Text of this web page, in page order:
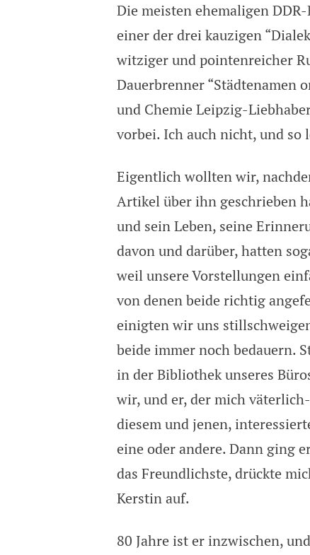
Die meisten ehemaligen
einer der drei kauzigen
witziger und pointenreicher
Dauerbrenner “Städtenamen
und Chemie Leipzig-
vorbei. Ich auch nicht, und so
Eigentlich wollten wir,
Artikel über ihn geschrieben
und sein Leben, seine
davon und darüber, hatten
weil unsere Vorstellungen
von denen beide richtig
einigten wir uns
beide immer noch bedauern.
in der Bibliothek unseres
wir, und er, der mich
diesem und jenen,
eine oder andere. Dann ging
das Freundlichste, drückte
Kerstin auf.
80 Jahre ist er inzwischen,